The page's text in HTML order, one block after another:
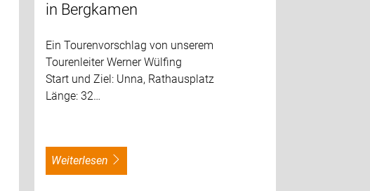
in Bergkamen
Ein Tourenvorschlag von unserem
Tourenleiter Werner Wülfing
Start und Ziel: Unna, Rathausplatz
Länge: 32…
weiterlesen